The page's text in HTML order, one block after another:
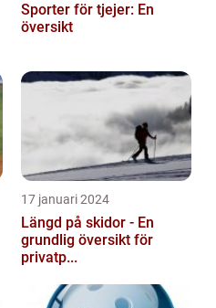
Sporter för tjejer: En
översikt
17 januari 2024
Längd på skidor - En
grundlig översikt för
privatp...